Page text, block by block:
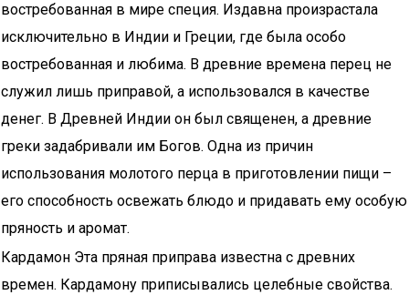
востребованная в мире специя. Издавна произрастала
исключительно в Индии и Греции, где была особо
востребованная и любима. В древние времена перец не
служил лишь приправой, а использовался в качестве
денег. В Древней Индии он был священен, а древние
греки задабривали им Богов. Одна из причин
использования молотого перца в приготовлении пищи –
его способность освежать блюдо и придавать ему особую
пряность и аромат.
Кардамон Эта пряная приправа известна с древних
времен. Кардамону приписывались целебные свойства.